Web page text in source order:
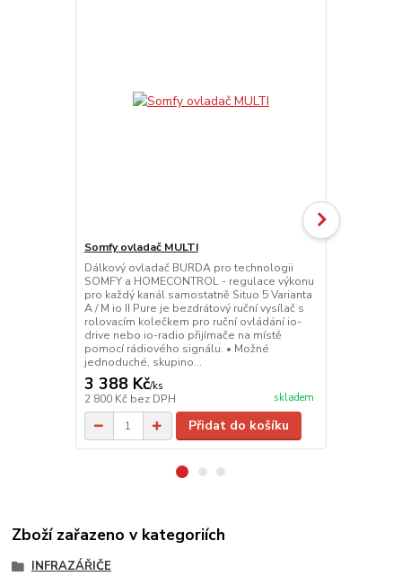
Somfy ovladač MULTI
Dálkový ovladač BURDA pro technologii
SOMFY a HOMECONTROL - regulace výkonu
pro každý kanál samostatně Situo 5 Varianta
A / M io II Pure je bezdrátový ruční vysílač s
rolovacím kolečkem pro ruční ovládání io-
drive nebo io-radio přijímače na místě
pomocí rádiového signálu. • Možné
jednoduché, skupino...
3 388 Kč/ks
2 800 Kč bez DPH skladem
Přidat do košíku
Zboží zařazeno v kategoriích
INFRAZÁŘIČE